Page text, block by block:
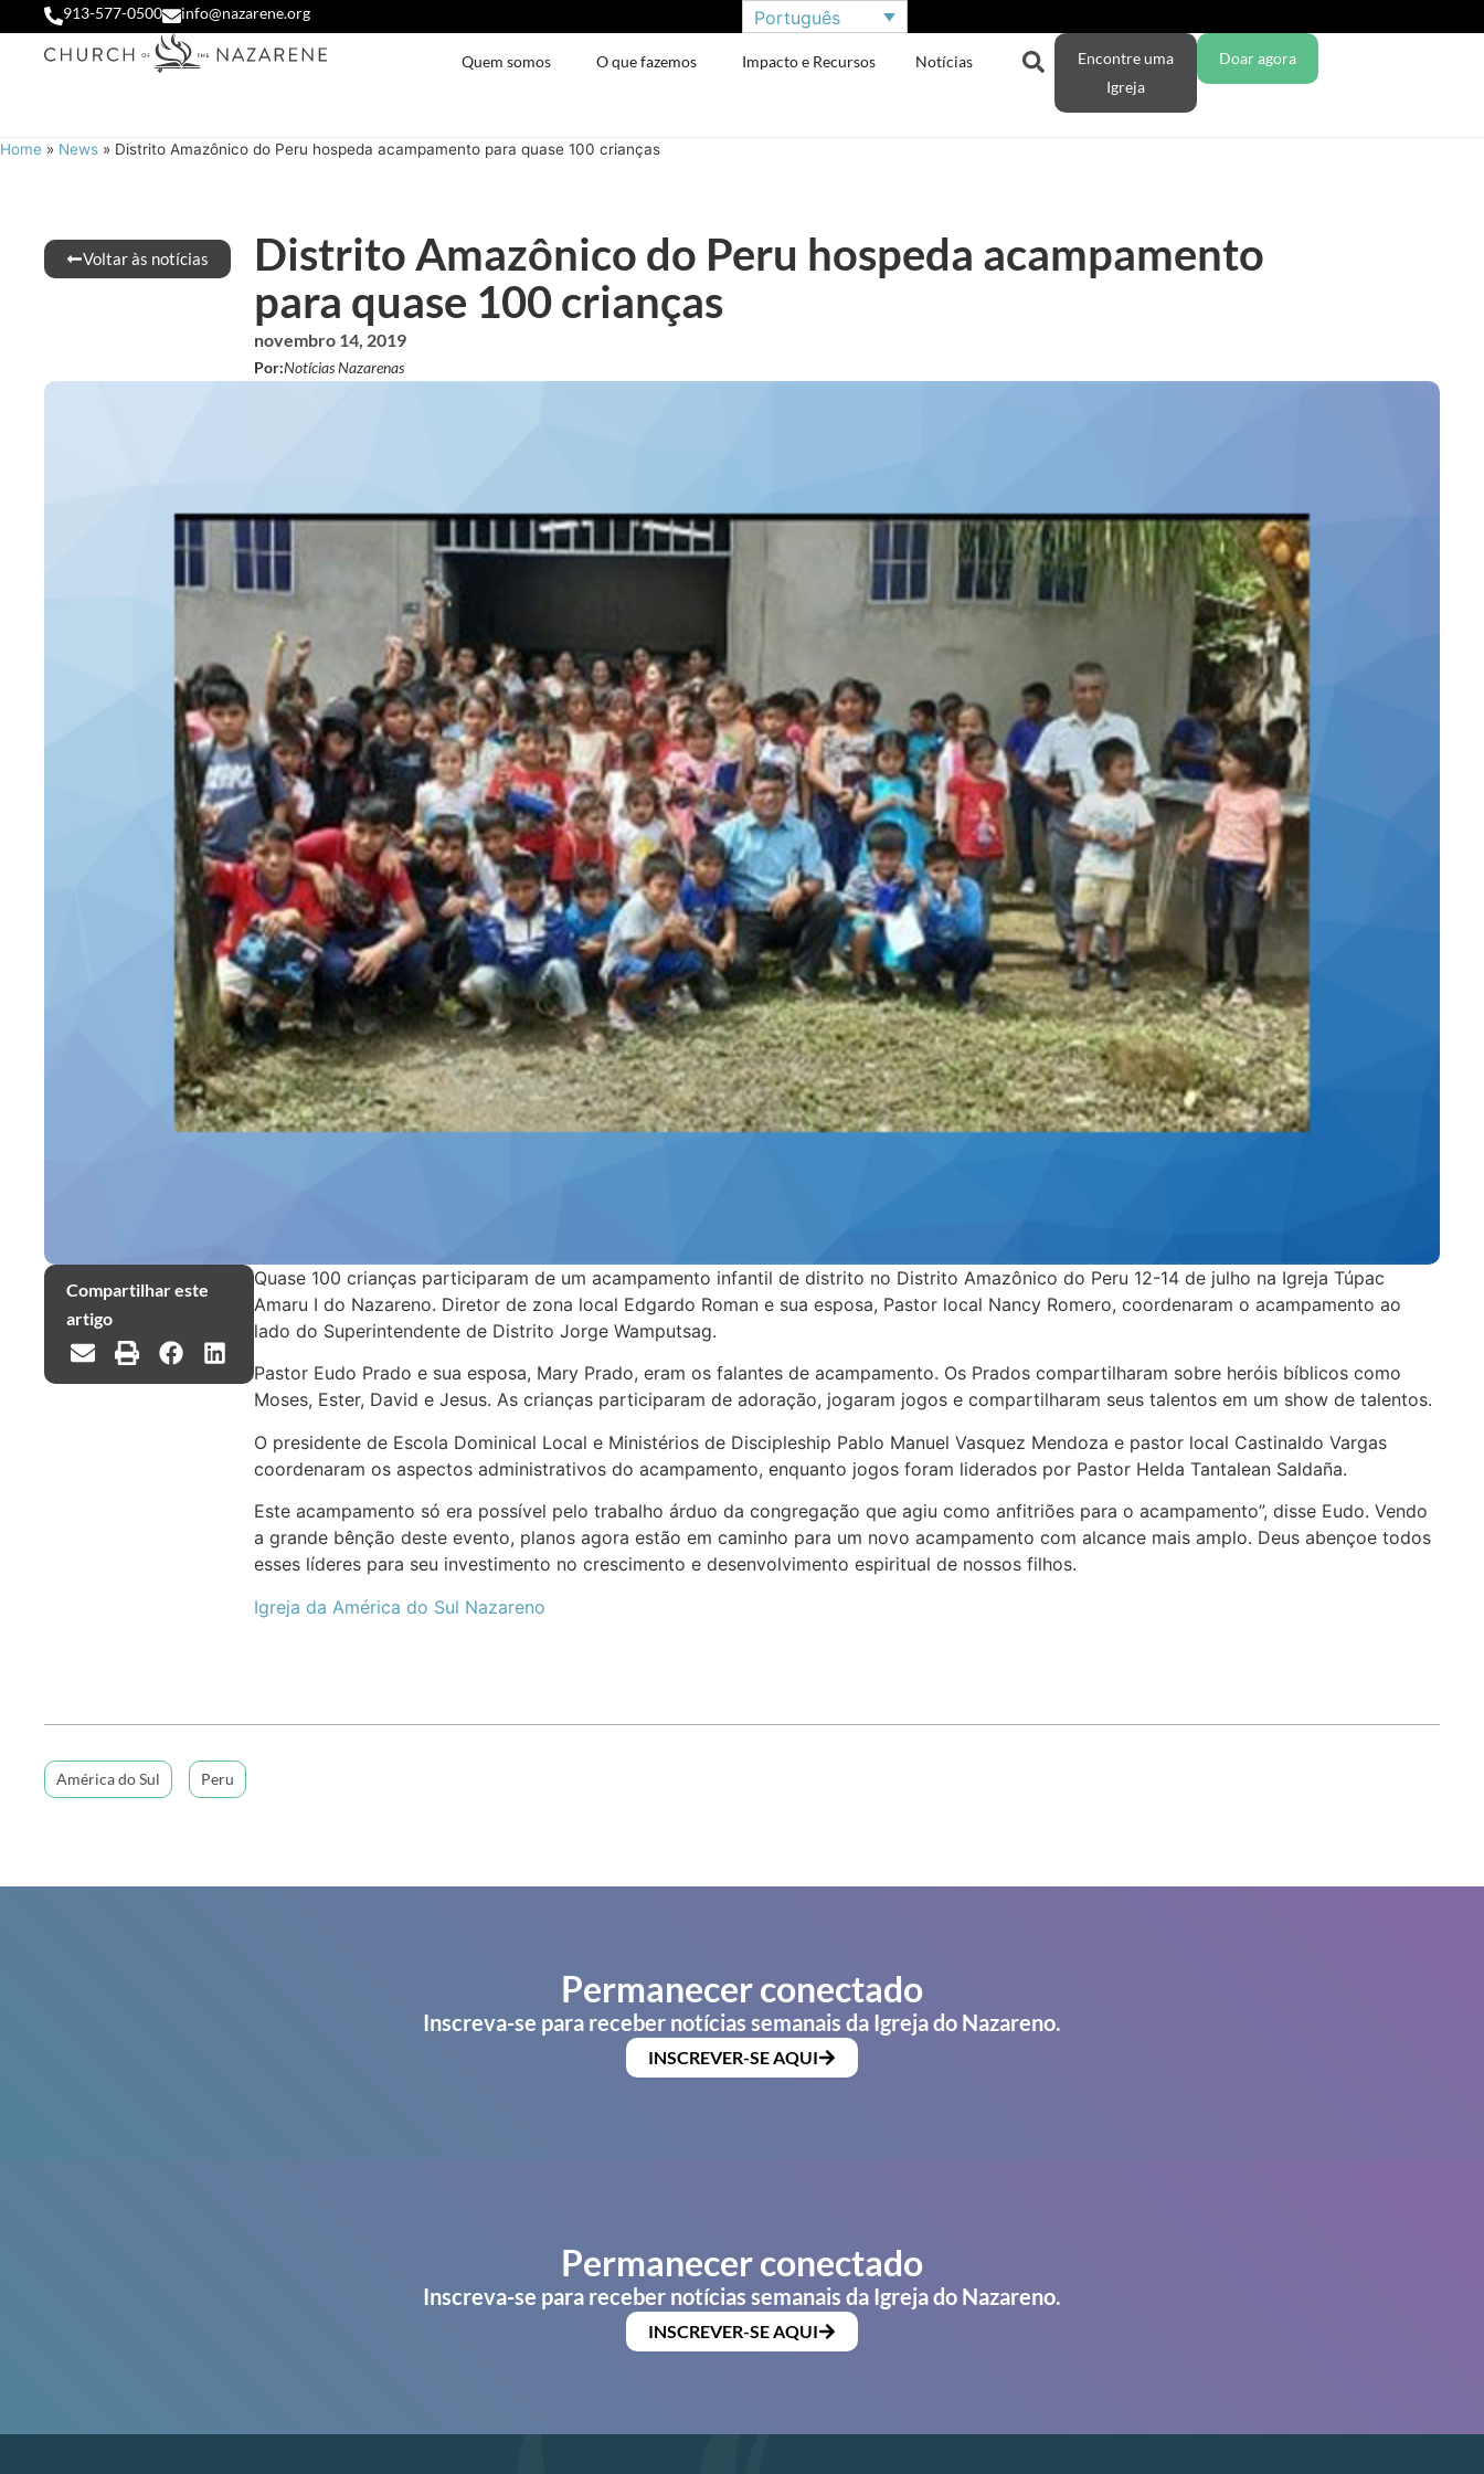
913-577-0500 info@nazarene.org Português
Quem somos O que fazemos Impacto e Recursos Notícias
Encontre uma
Igreja
Doar agora
Home » News » Distrito Amazônico do Peru hospeda acampamento para quase 100 crianças
Voltar às notícias
Distrito Amazônico do Peru hospeda acampamento
para quase 100 crianças
novembro 14, 2019
Por:Notícias Nazarenas
Compartilhar este
artigo
Quase 100 crianças participaram de um acampamento infantil de distrito no Distrito Amazônico do Peru 12-14 de julho na Igreja Túpac
Amaru I do Nazareno. Diretor de zona local Edgardo Roman e sua esposa, Pastor local Nancy Romero, coordenaram o acampamento ao
lado do Superintendente de Distrito Jorge Wamputsag.
Pastor Eudo Prado e sua esposa, Mary Prado, eram os falantes de acampamento. Os Prados compartilharam sobre heróis bíblicos como
Moses, Ester, David e Jesus. As crianças participaram de adoração, jogaram jogos e compartilharam seus talentos em um show de talentos.
O presidente de Escola Dominical Local e Ministérios de Discipleship Pablo Manuel Vasquez Mendoza e pastor local Castinaldo Vargas
coordenaram os aspectos administrativos do acampamento, enquanto jogos foram liderados por Pastor Helda Tantalean Saldaña.
Este acampamento só era possível pelo trabalho árduo da congregação que agiu como anfitriões para o acampamento”, disse Eudo. Vendo
a grande bênção deste evento, planos agora estão em caminho para um novo acampamento com alcance mais amplo. Deus abençoe todos
esses líderes para seu investimento no crescimento e desenvolvimento espiritual de nossos filhos.
Igreja da América do Sul Nazareno
América do Sul Peru
Permanecer conectado
Inscreva-se para receber notícias semanais da Igreja do Nazareno.
INSCREVER-SE AQUI
Permanecer conectado
Inscreva-se para receber notícias semanais da Igreja do Nazareno.
INSCREVER-SE AQUI